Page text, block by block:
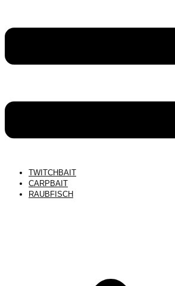
TWITCHBAIT
CARPBAIT
RAUBFISCH